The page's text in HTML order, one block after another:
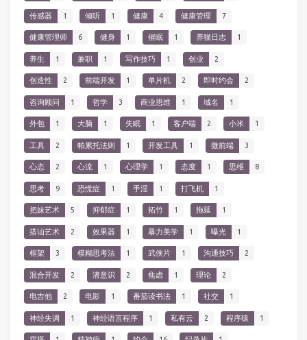
传感器 1 倾听 1 健康 4 健康管理 7
健康管理师 6 健身 1 催眠 1 养猫日志 1
养生 1 兼职 1 写作技巧 1 创业 2
创造性 2 前端开发 1 单片机 2 即时约会 2
咨询顾问 1 哲学 3 商业思维 1 域名 1
外包 1 大脑 1 失眠 1 客户端 2 小米 1
工具 2 帕累托法则 1 开发工具 1 微前端 3
心态 2 心流 1 心理学 1 态度 1 思维 8
思考 9 恐慌症 1 手淫 1 打飞机 1
把妹艺术 5 抑郁症 1 拓竹 1 拖延 1
搭讪艺术 2 效果器 1 暴力美学 1 曝光 1
框架 3 模糊思考法 1 武侠片 1 沟通技巧 2
混合开发 2 潜意识 2 焦虑 1 理论 2
电吉他 2 电影 1 番茄读书法 1 社交 1
神经失调 1 神经语言程序 1 私有云 2 程序猿 1